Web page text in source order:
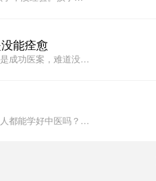
能痊愈
成功医案，难道没…
都能学好中医吗？…